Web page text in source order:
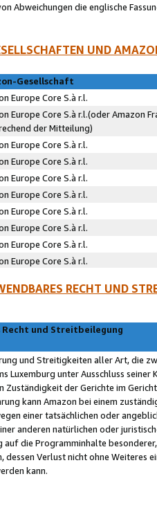
Abweichungen die englische
UND
Gesellschaft
Europe Core S.à r.l.
Europe Core S.à r.l.(oder Amazon
der Mitteilung)
Europe Core S.à r.l.
Europe Core S.à r.l.
Europe Core S.à r.l.
Europe Core S.à r.l.
Europe Core S.à r.l.
Europe Core S.à r.l.
Europe Core S.à r.l.
Europe Core S.à r.l.
RECHT UND
Recht und Streitbeilegung
und Streitigkeiten aller Art, die
Luxemburg unter Ausschluss
Zuständigkeit der Gerichte im
kann Amazon bei einem
einer tatsächlichen oder
anderen natürlichen oder
auf die Programminhalte
dessen Verlust nicht ohne Weiteres
kann.